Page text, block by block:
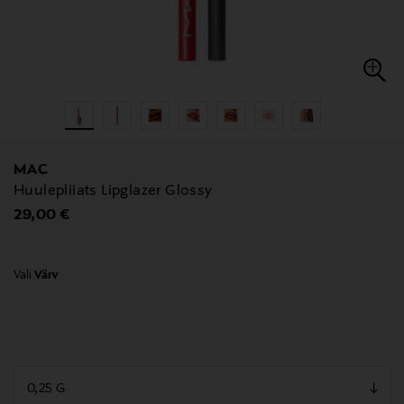
MAC
Huulepliiats Lipglazer Glossy
Original Price
29,00 €
Vali Värv